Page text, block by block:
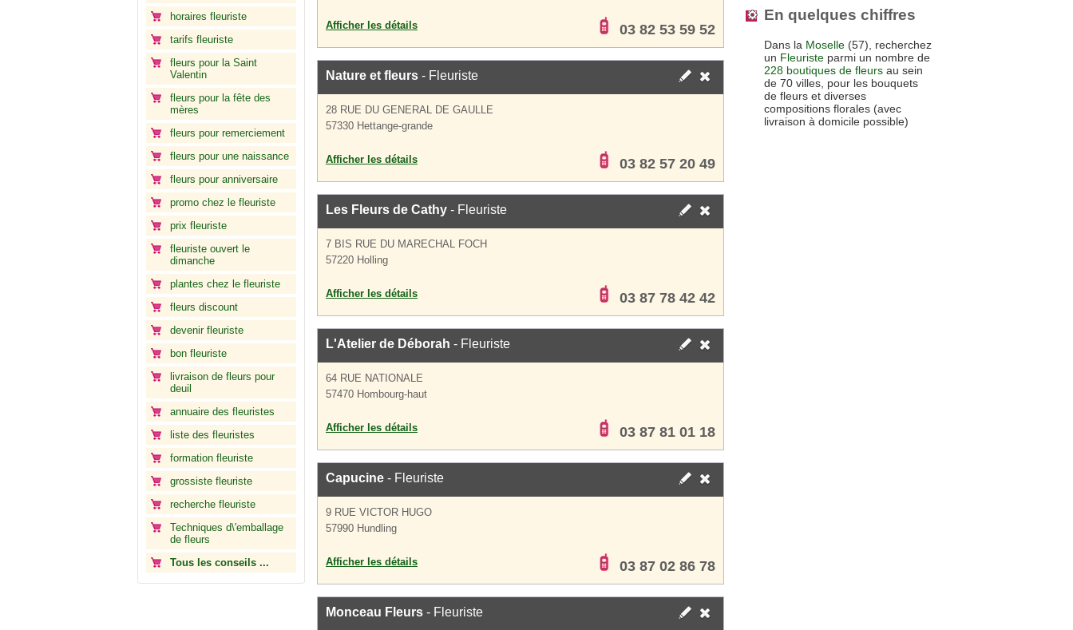
horaires fleuriste
tarifs fleuriste
fleurs pour la Saint
Valentin
fleurs pour la fête des
mères
fleurs pour remerciement
fleurs pour une naissance
fleurs pour anniversaire
promo chez le fleuriste
prix fleuriste
fleuriste ouvert le
dimanche
plantes chez le fleuriste
fleurs discount
devenir fleuriste
bon fleuriste
livraison de fleurs pour
deuil
annuaire des fleuristes
liste des fleuristes
formation fleuriste
grossiste fleuriste
recherche fleuriste
Techniques d\'emballage
de fleurs
Tous les conseils ...
Afficher les détails 03 82 53 59 52
Nature et fleurs - Fleuriste
28 RUE DU GENERAL DE GAULLE
57330 Hettange-grande
Afficher les détails 03 82 57 20 49
Les Fleurs de Cathy - Fleuriste
7 BIS RUE DU MARECHAL FOCH
57220 Holling
Afficher les détails 03 87 78 42 42
L'Atelier de Déborah - Fleuriste
64 RUE NATIONALE
57470 Hombourg-haut
Afficher les détails 03 87 81 01 18
Capucine - Fleuriste
9 RUE VICTOR HUGO
57990 Hundling
Afficher les détails 03 87 02 86 78
Monceau Fleurs - Fleuriste
En quelques chiffres
Dans la Moselle (57), recherchez
un Fleuriste parmi un nombre de
228 boutiques de fleurs au sein
de 70 villes, pour les bouquets
de fleurs et diverses
compositions florales (avec
livraison à domicile possible)